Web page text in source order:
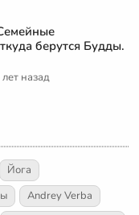
берутся Будды.
назад
Йога
Andrey Verba